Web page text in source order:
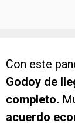
Con este
Godoy de
completo.
acuerdo